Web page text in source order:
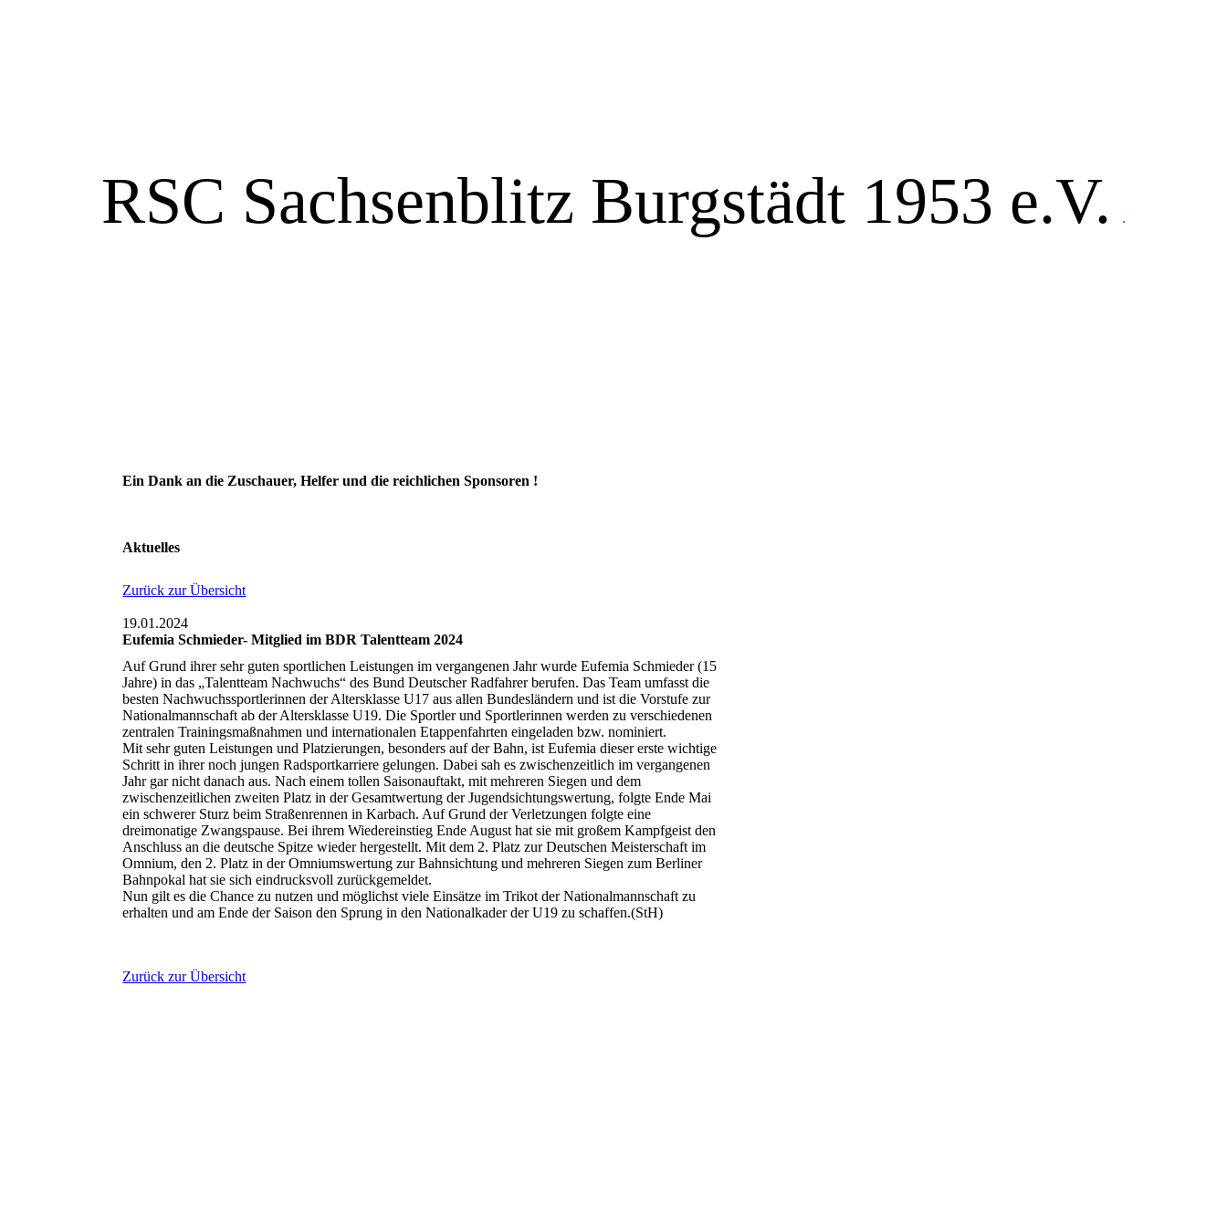
RSC Sachsenblitz Burgstädt 1953 e.V. .
Ein Dank an die Zuschauer, Helfer und die reichlichen Sponsoren !
Aktuelles
Zurück zur Übersicht
19.01.2024
Eufemia Schmieder- Mitglied im BDR Talentteam 2024
Auf Grund ihrer sehr guten sportlichen Leistungen im vergangenen Jahr wurde Eufemia Schmieder (15
Jahre) in das „Talentteam Nachwuchs“ des Bund Deutscher Radfahrer berufen. Das Team umfasst die
besten Nachwuchssportlerinnen der Altersklasse U17 aus allen Bundesländern und ist die Vorstufe zur
Nationalmannschaft ab der Altersklasse U19. Die Sportler und Sportlerinnen werden zu verschiedenen
zentralen Trainingsmaßnahmen und internationalen Etappenfahrten eingeladen bzw. nominiert.
Mit sehr guten Leistungen und Platzierungen, besonders auf der Bahn, ist Eufemia dieser erste wichtige
Schritt in ihrer noch jungen Radsportkarriere gelungen. Dabei sah es zwischenzeitlich im vergangenen
Jahr gar nicht danach aus. Nach einem tollen Saisonauftakt, mit mehreren Siegen und dem
zwischenzeitlichen zweiten Platz in der Gesamtwertung der Jugendsichtungswertung, folgte Ende Mai
ein schwerer Sturz beim Straßenrennen in Karbach. Auf Grund der Verletzungen folgte eine
dreimonatige Zwangspause. Bei ihrem Wiedereinstieg Ende August hat sie mit großem Kampfgeist den
Anschluss an die deutsche Spitze wieder hergestellt. Mit dem 2. Platz zur Deutschen Meisterschaft im
Omnium, den 2. Platz in der Omniumswertung zur Bahnsichtung und mehreren Siegen zum Berliner
Bahnpokal hat sie sich eindrucksvoll zurückgemeldet.
Nun gilt es die Chance zu nutzen und möglichst viele Einsätze im Trikot der Nationalmannschaft zu
erhalten und am Ende der Saison den Sprung in den Nationalkader der U19 zu schaffen.(StH)
Zurück zur Übersicht